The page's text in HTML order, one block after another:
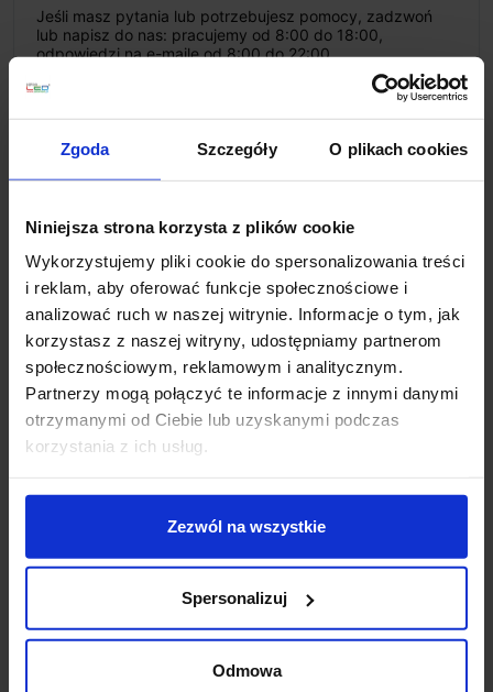
Zgoda Szczegóły O plikach cookies
Niniejsza strona korzysta z plików cookie
Wykorzystujemy pliki cookie do spersonalizowania treści
i reklam, aby oferować funkcje społecznościowe i
analizować ruch w naszej witrynie. Informacje o tym, jak
korzystasz z naszej witryny, udostępniamy partnerom
społecznościowym, reklamowym i analitycznym.
Partnerzy mogą połączyć te informacje z innymi danymi
otrzymanymi od Ciebie lub uzyskanymi podczas
korzystania z ich usług.
Zezwól na wszystkie
Spersonalizuj
Odmowa
Jeśli masz pytania lub potrzebujesz pomocy, zadzwoń
lub napisz do nas: pracujemy od 8:00 do 18:00,
odpowiedzi na e-maile od 8:00 do 22:00.
phone
Koszt dostawy
Zapytaj o produkt
Opis
SLV ONE 60/80 Dalinowoczesna lampa wisząca LED
design zapewnia przyjemne, rozproszone światło o
barwie ciepłej lub naturalnej (możliwość ustawienia
przy montażu). Lampa wykonana jest z aluminium i
lampa doskonale sprawdzi się w każdym